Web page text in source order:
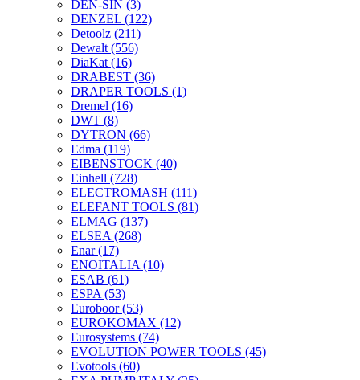
DEN-SIN (3)
DENZEL (122)
Detoolz (211)
Dewalt (556)
DiaKat (16)
DRABEST (36)
DRAPER TOOLS (1)
Dremel (16)
DWT (8)
DYTRON (66)
Edma (119)
EIBENSTOCK (40)
Einhell (728)
ELECTROMASH (111)
ELEFANT TOOLS (81)
ELMAG (137)
ELSEA (268)
Enar(17)
ENOITALIA (10)
ESAB (61)
ESPA (53)
Euroboor(53)
EUROKOMAX (12)
Eurosystems (74)
EVOLUTION POWER TOOLS (45)
Evotools (60)